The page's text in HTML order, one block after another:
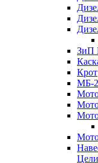
ЗиП
Крот
МБ-